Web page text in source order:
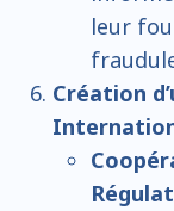
leur
Création